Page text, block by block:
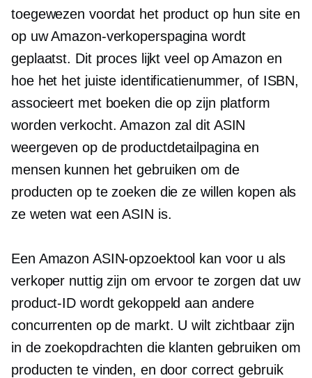
toegewezen voordat het product op hun site en
op uw Amazon-verkoperspagina wordt
geplaatst. Dit proces lijkt veel op Amazon en
hoe het het juiste identificatienummer, of ISBN,
associeert met boeken die op zijn platform
worden verkocht. Amazon zal dit ASIN
weergeven op de productdetailpagina en
mensen kunnen het gebruiken om de
producten op te zoeken die ze willen kopen als
ze weten wat een ASIN is.
Een Amazon ASIN-opzoektool kan voor u als
verkoper nuttig zijn om ervoor te zorgen dat uw
product-ID wordt gekoppeld aan andere
concurrenten op de markt. U wilt zichtbaar zijn
in de zoekopdrachten die klanten gebruiken om
producten te vinden, en door correct gebruik